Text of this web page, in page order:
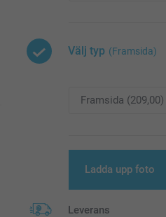
Välj typ (Framsida)
Ladda upp foto
Leverans